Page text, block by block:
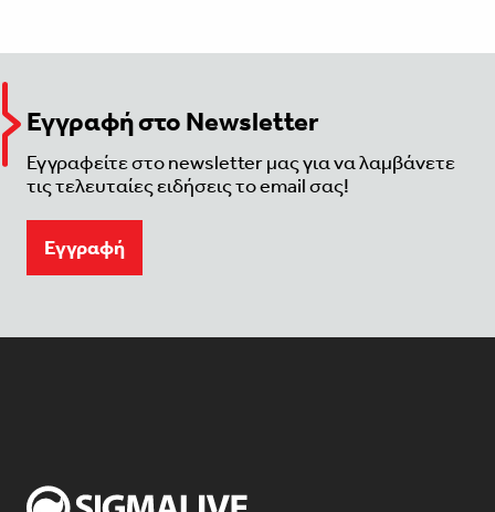
Εγγραφή στο Newsletter
Εγγραφείτε στο newsletter μας για να λαμβάνετε
τις τελευταίες ειδήσεις το email σας!
Eγγραφή